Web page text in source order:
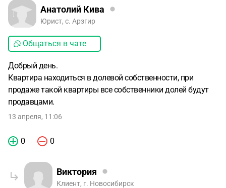
Анатолий Кива
Юрист, с. Арзгир
Общаться в чате
Добрый день.
Квартира находиться в долевой собственности, при
продаже такой квартиры все собственники долей будут
продавцами.
13 апреля, 11:06
0 0
Виктория
Клиент, г. Новосибирск